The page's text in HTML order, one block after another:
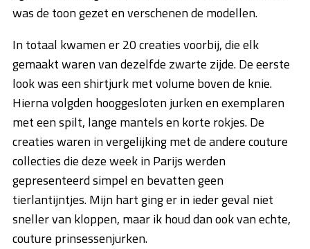
was de toon gezet en verschenen de modellen.
In totaal kwamen er 20 creaties voorbij, die elk
gemaakt waren van dezelfde zwarte zijde. De eerste
look was een shirtjurk met volume boven de knie.
Hierna volgden hooggesloten jurken en exemplaren
met een spilt, lange mantels en korte rokjes. De
creaties waren in vergelijking met de andere couture
collecties die deze week in Parijs werden
gepresenteerd simpel en bevatten geen
tierlantijntjes. Mijn hart ging er in ieder geval niet
sneller van kloppen, maar ik houd dan ook van echte,
couture prinsessenjurken.